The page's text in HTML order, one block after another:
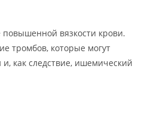
вязкости крови.
тромбов, которые могут
как следствие, ишемический